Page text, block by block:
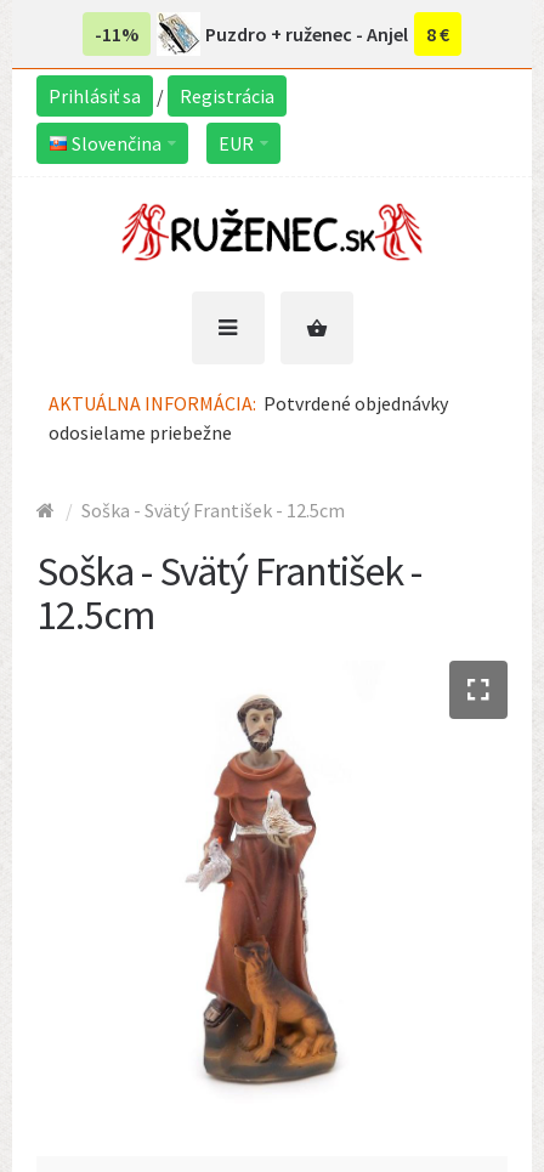
-11% Puzdro + ruženec - Anjel 8 €
Prihlásiť sa /
Registrácia
Slovenčina
EUR
AKTUÁLNA INFORMÁCIA: Potvrdené objednávky
odosielame priebežne
Soška - Svätý František - 12.5cm
Soška - Svätý František -
12.5cm